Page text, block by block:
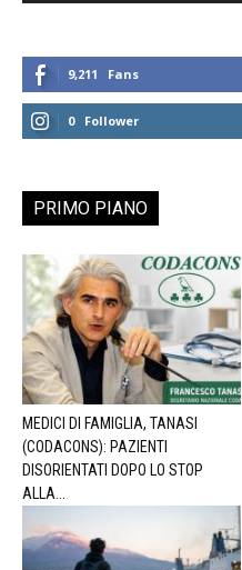
9,211 Fans
0 Follower
PRIMO PIANO
MEDICI DI FAMIGLIA, TANASI
(CODACONS): PAZIENTI
DISORIENTATI DOPO LO STOP
ALLA...